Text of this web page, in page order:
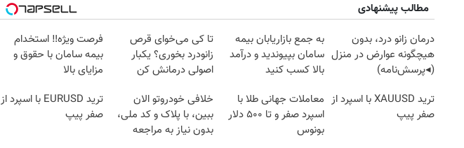
مطالب پیشنهادی
درمان زانو درد، بدون
هیچگونه عوارض در منزل
(◂پرسش‌نامه)
به جمع بازاریابان بیمه
سامان بپیوندید و درآمد
بالا کسب کنید
تا کی می‌خوای قرص
زانودرد بخوری؟ یکبار
اصولی درمانش کن
فرصت ویژه‼️ استخدام
بیمه سامان با حقوق و
مزایای بالا
ترید XAUUSD با اسپرد از
صفر پیپ
معاملات جهانی طلا با
اسپرد صفر و تا ۵۰۰ دلار
بونوس
خلافی خودروتو الان
ببین، با پلاک و کد ملی،
بدون نیاز به مراجعه
ترید EURUSD با اسپرد از
صفر پیپ